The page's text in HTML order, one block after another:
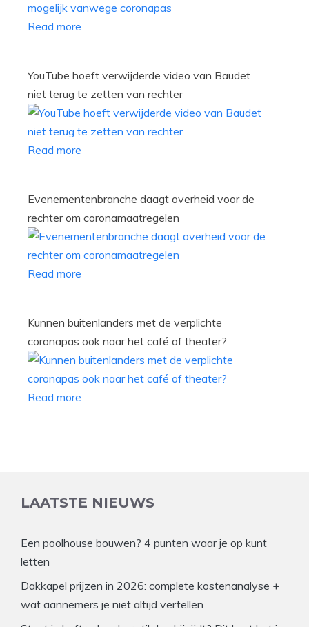
Read more
YouTube hoeft verwijderde video van Baudet
niet terug te zetten van rechter
Read more
Evenementenbranche daagt overheid voor de
rechter om coronamaatregelen
Read more
Kunnen buitenlanders met de verplichte
coronapas ook naar het café of theater?
Read more
LAATSTE NIEUWS
Een poolhouse bouwen? 4 punten waar je op kunt
letten
Dakkapel prijzen in 2026: complete kostenanalyse +
wat aannemers je niet altijd vertellen